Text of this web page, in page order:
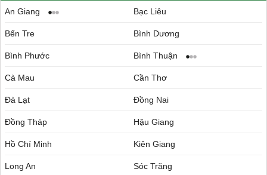
An Giang Bạc Liêu
Bến Tre Bình Dương
Bình Phước Bình Thuận
Cà Mau Cần Thơ
Đà Lạt Đồng Nai
Đồng Tháp Hậu Giang
Hồ Chí Minh Kiên Giang
Long An Sóc Trăng